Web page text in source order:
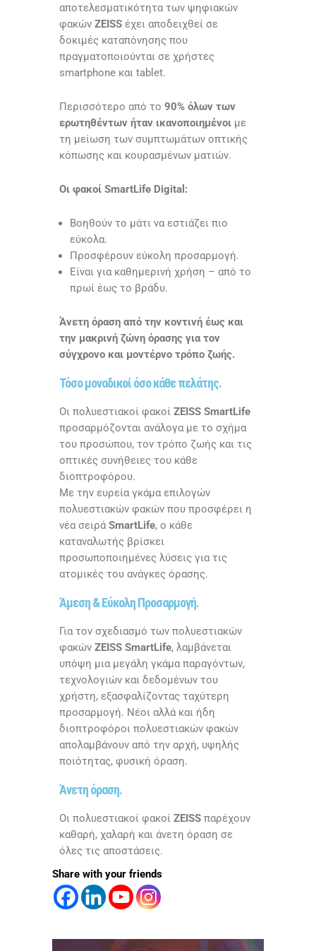
αποτελεσματικότητα των ψηφιακών
φακών ZEISS έχει αποδειχθεί σε
δοκιμές καταπόνησης που
πραγματοποιούνται σε χρήστες
smartphone και tablet.
Περισσότερο από το 90% όλων των
ερωτηθέντων ήταν ικανοποιημένοι με
τη μείωση των συμπτωμάτων οπτικής
κόπωσης και κουρασμένων ματιών.
Οι φακοί SmartLife Digital:
Βοηθούν το μάτι να εστιάζει πιο
εύκολα.
Προσφέρουν εύκολη προσαρμογή.
Είναι για καθημερινή χρήση – από το
πρωί έως το βράδυ.
Άνετη όραση από την κοντινή έως και
την μακρινή ζώνη όρασης για τον
σύγχρονο και μοντέρνο τρόπο ζωής.
Τόσο μοναδικοί όσο κάθε πελάτης.
Οι πολυεστιακοί φακοί ZEISS SmartLife
προσαρμόζονται ανάλογα με το σχήμα
του προσώπου, τον τρόπο ζωής και τις
οπτικές συνήθειες του κάθε
διοπτροφόρου.
Με την ευρεία γκάμα επιλογών
πολυεστιακών φακών που προσφέρει η
νέα σειράSmartLife, ο κάθε
καταναλωτής βρίσκει
προσωποποιημένες λύσεις για τις
ατομικές του ανάγκες όρασης.
Άμεση & Εύκολη Προσαρμογή.
Για τον σχεδιασμό των πολυεστιακών
φακών ZEISS SmartLife, λαμβάνεται
υπόψη μια μεγάλη γκάμα παραγόντων,
τεχνολογιών και δεδομένων του
χρήστη, εξασφαλίζοντας ταχύτερη
προσαρμογή. Νέοι αλλά και ήδη
διοπτροφόροι πολυεστιακών φακών
απολαμβάνουν από την αρχή, υψηλής
ποιότητας, φυσική όραση.
Άνετη όραση.
Οι πολυεστιακοί φακοί ZEISS παρέχουν
καθαρή, χαλαρή και άνετη όραση σε
όλες τις αποστάσεις.
Share with your friends